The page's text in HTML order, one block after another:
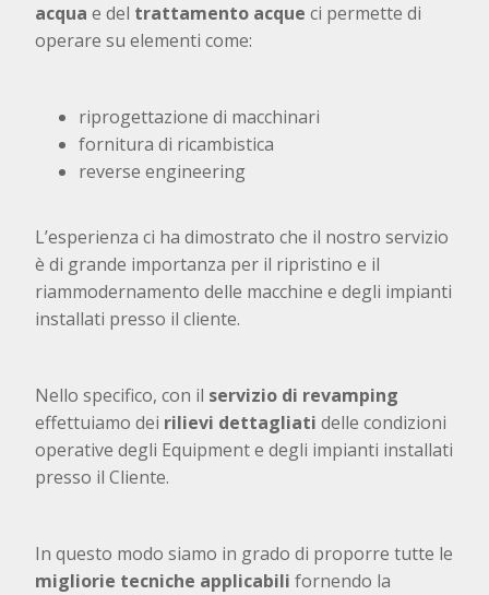
acqua e del trattamento acque ci permette di
operare su elementi come:
riprogettazione di macchinari
fornitura di ricambistica
reverse engineering
L’esperienza ci ha dimostrato che il nostro servizio
è di grande importanza per il ripristino e il
riammodernamento delle macchine e degli impianti
installati presso il cliente.
Nello specifico, con il servizio di revamping
effettuiamo dei rilievi dettagliati delle condizioni
operative degli Equipment e degli impianti installati
presso il Cliente.
In questo modo siamo in grado di proporre tutte le
migliorie tecniche applicabili fornendo la